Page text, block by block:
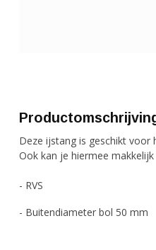
Deze ijstang is geschikt voor
Ook kan je hiermee
- RVS
- Buitendiameter bol 50 mm